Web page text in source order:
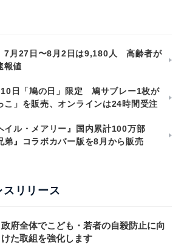
7月27日〜8月2日は9,180人 高齢者が
報値
10日「鳩の日」限定 鳩サブレー1枚が
こ」を販売、オンラインは24時間受注
イル・メアリー』国内累計100万部
弟』コラボカバー版を8月から販売
リリース
政府全体でこども・若者の自殺防止に向
けた取組を強化します